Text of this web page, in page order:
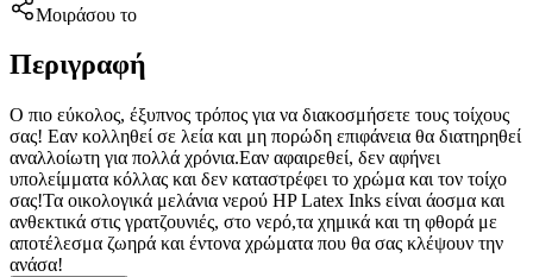
Μοιράσου το
Περιγραφή
Ο πιο εύκολος, έξυπνος τρόπος για να διακοσμήσετε τους τοίχους
σας! Εαν κολληθεί σε λεία και μη πορώδη επιφάνεια θα διατηρηθεί
αναλλοίωτη για πολλά χρόνια.Εαν αφαιρεθεί, δεν αφήνει
υπολείμματα κόλλας και δεν καταστρέφει το χρώμα και τον τοίχο
σας!Τα οικολογικά μελάνια νερού HP Latex Inks είναι άοσμα και
ανθεκτικά στις γρατζουνιές, στο νερό,τα χημικά και τη φθορά με
αποτέλεσμα ζωηρά και έντονα χρώματα που θα σας κλέψουν την
ανάσα!